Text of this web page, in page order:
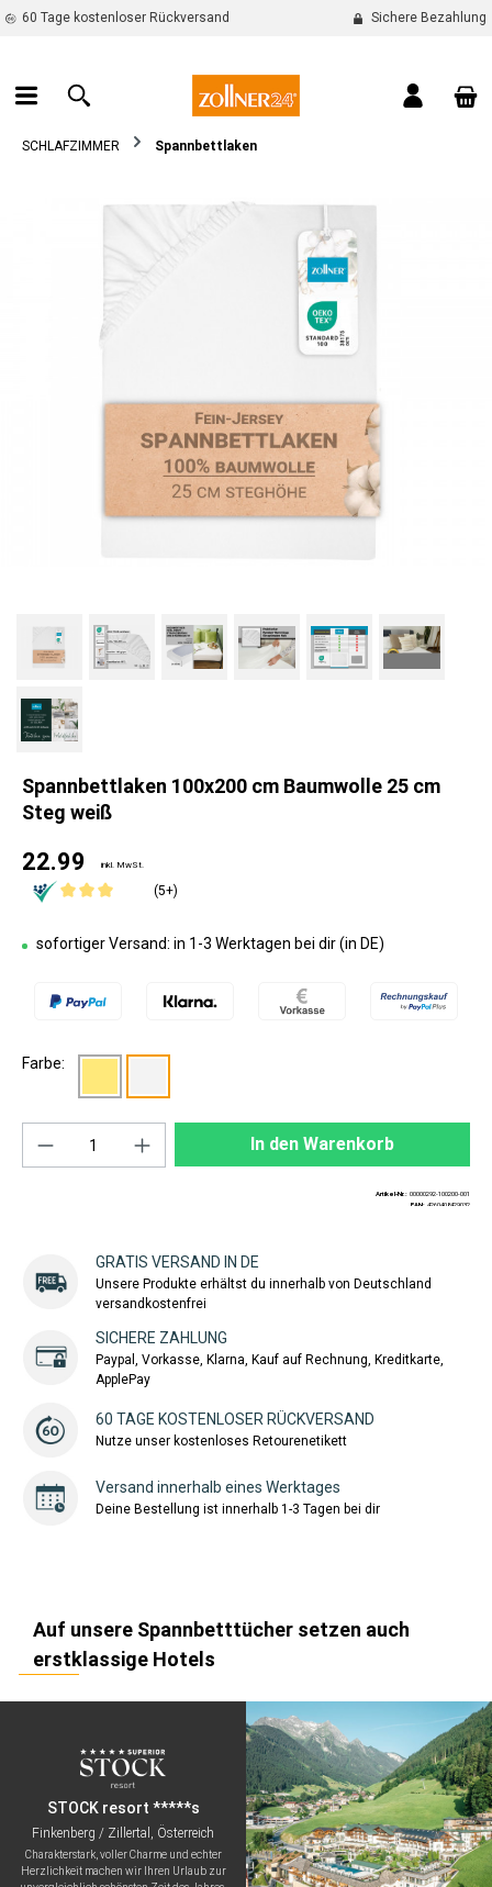
springen
60 Tage kostenloser Rückversand Sichere Bezahlung
SCHLAFZIMMER Spannbettlaken
Bildergalerie überspringen
Spannbettlaken 100x200 cm Baumwolle 25 cm
Steg weiß
22.99 inkl. MwSt.
(5+)
sofortiger Versand: in 1-3 Werktagen bei dir (in DE)
Farbe:
Produkt Anzahl: Gib den gewünschten
In den Warenkorb
Artikel-Nr.: 00000292-100200-001
EAN: 4260408429032
GRATIS VERSAND IN DE
Unsere Produkte erhältst du innerhalb von Deutschland
versandkostenfrei
SICHERE ZAHLUNG
Paypal, Vorkasse, Klarna, Kauf auf Rechnung, Kreditkarte,
ApplePay
60 TAGE KOSTENLOSER RÜCKVERSAND
Nutze unser kostenloses Retourenetikett
Versand innerhalb eines Werktages
Deine Bestellung ist innerhalb 1-3 Tagen bei dir
Auf unsere Spannbetttücher setzen auch
erstklassige Hotels
STOCK resort *****s
Finkenberg / Zillertal, Österreich
Charakterstark, voller Charme und echter
Herzlichkeit machen wir Ihren Urlaub zur